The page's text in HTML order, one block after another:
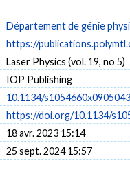
Département de génie
https://
Laser Physics (vol. 19, no 5)
IOP Publishing
10.1134/
https://doi.org/10.1134/
18 avr. 2023 15:14
25 sept. 2024 15:57